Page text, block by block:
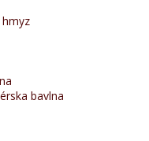
bavlna